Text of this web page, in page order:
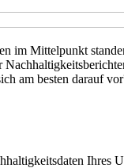
im Mittelpunkt
am besten darauf
Ihres